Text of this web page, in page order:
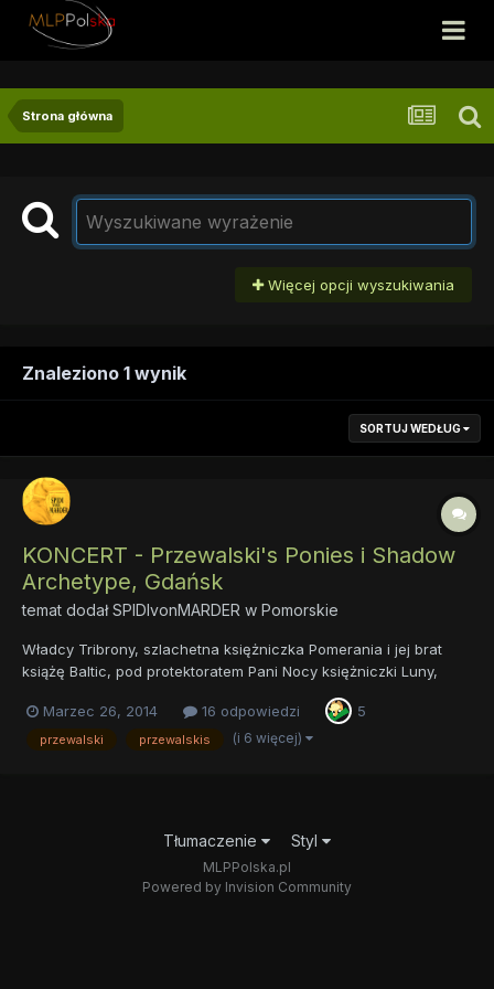
Strona główna
Więcej opcji wyszukiwania
Znaleziono 1 wynik
SORTUJ WEDŁUG
KONCERT - Przewalski's Ponies i Shadow
Archetype, Gdańsk
temat dodałSPIDIvonMARDER w Pomorskie
Władcy Tribrony, szlachetna księżniczka Pomerania i jej brat
książę Baltic, pod protektoratem Pani Nocy księżniczki Luny,
fandomu! 21 kwietnia, w poniedziałek wielkanocny, w oliwskim
klubie X kwadrat odbędzie się koncert dwóch zacnych ka...
Marzec 26, 2014 16 odpowiedzi 5
przewalski przewalskis (i 6 więcej)
Tłumaczenie Styl
MLPPolska.pl
Powered by Invision Community